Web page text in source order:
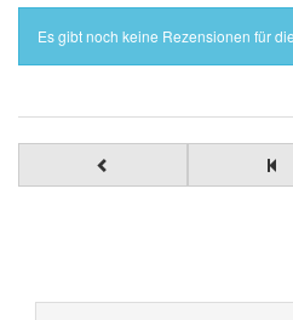
Es gibt noch keine Rezensionen für